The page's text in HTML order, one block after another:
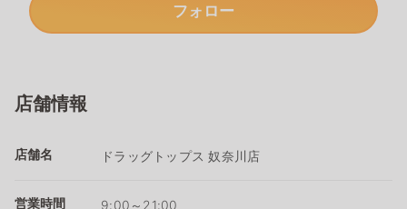
フォロー
店舗情報
店舗名 ドラッグトップス 奴奈川店
営業時間 9:00～21:00